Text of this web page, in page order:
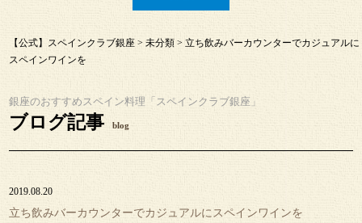
【公式】スペインクラブ銀座 >未分類 >立ち飲みバーカウンターでカジュアルに
スペインワインを
銀座のおすすめスペイン料理「スペインクラブ銀座」
ブログ記事 blog
2019.08.20
立ち飲みバーカウンターでカジュアルにスペインワインを